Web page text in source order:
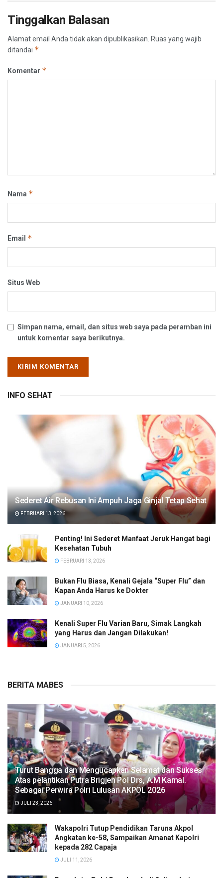
Tinggalkan Balasan
Alamat email Anda tidak akan dipublikasikan. Ruas yang wajib
ditandai *
Komentar *
Nama *
Email *
Situs Web
Simpan nama, email, dan situs web saya pada peramban ini
untuk komentar saya berikutnya.
INFO SEHAT
Sederet Air Rebusan Ini Ampuh Jaga Ginjal Tetap Sehat
FEBRUARI 13, 2026
Penting! Ini Sederet Manfaat Jeruk Hangat bagi
Kesehatan Tubuh
FEBRUARI 13, 2026
Bukan Flu Biasa, Kenali Gejala “Super Flu” dan
Kapan Anda Harus ke Dokter
JANUARI 10, 2026
Kenali Super Flu Varian Baru, Simak Langkah
yang Harus dan Jangan Dilakukan!
JANUARI 5, 2026
BERITA MABES
Turut Bangga dan Mengucapkan Selamat dan Sukses
Atas pelantikan Putra Brigjen Pol Drs, A.M Kamal.
Sebagai Perwira Polri Lulusan AKPOL 2026
JULI 23, 2026
Wakapolri Tutup Pendidikan Taruna Akpol
Angkatan ke-58, Sampaikan Amanat Kapolri
kepada 282 Capaja
JULI 11, 2026